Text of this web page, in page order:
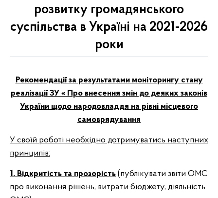
розвитку громадянського
суспільства в Україні на 2021-2026
роки
Рекомендації за результатами моніторингу стану
реалізації ЗУ « Про внесення змін до деяких законів
України щодо народовладдя на рівні місцевого
самоврядування
У своїй роботі необхідно дотримуватись наступних
принципів:
1. Відкритість та прозорість (публікувати звіти ОМС
про виконання рішень, витрати бюджету, діяльність